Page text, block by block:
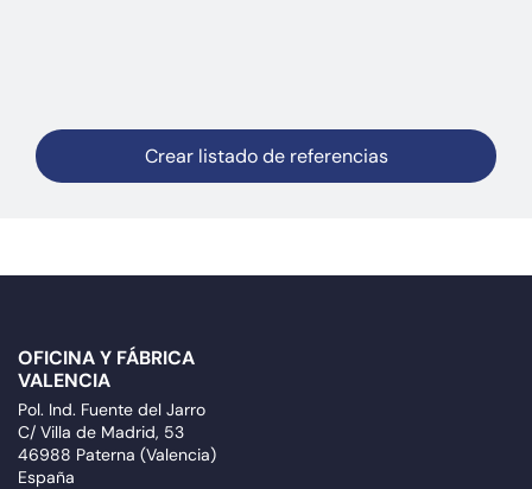
Crear listado de referencias
OFICINA Y FÁBRICA
VALENCIA
Pol. Ind. Fuente del Jarro
C/ Villa de Madrid, 53
46988 Paterna (Valencia)
España